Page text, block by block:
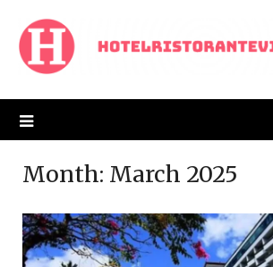
content
Month: March 2025